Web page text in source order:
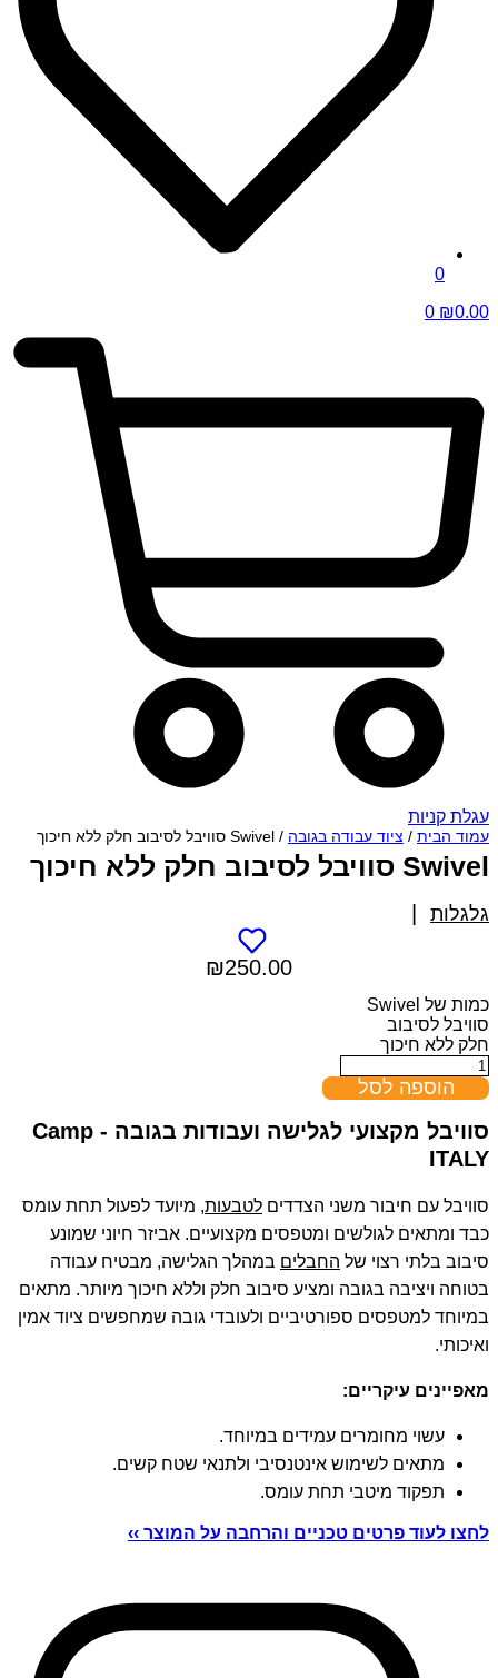
0
₪0.00
0
עגלת קניות
עמוד הבית / ציוד עבודה בגובה / Swivel סוויבל לסיבוב חלק ללא חיכוך
Swivel סוויבל לסיבוב חלק ללא חיכוך
גלגלות
₪250.00
כמות של Swivel
סוויבל לסיבוב
חלק ללא חיכוך
הוספה לסל
סוויבל מקצועי לגלישה ועבודות בגובה - Camp
ITALY
סוויבל עם חיבור משני הצדדים לטבעות, מיועד לפעול תחת עומס
כבד ומתאים לגולשים ומטפסים מקצועיים. אביזר חיוני שמונע
סיבוב בלתי רצוי של החבלים במהלך הגלישה, מבטיח עבודה
בטוחה ויציבה בגובה ומציע סיבוב חלק וללא חיכוך מיותר. מתאים
במיוחד למטפסים ספורטיביים ולעובדי גובה שמחפשים ציוד אמין
ואיכותי.
מאפיינים עיקריים:
עשוי מחומרים עמידים במיוחד.
מתאים לשימוש אינטנסיבי ולתנאי שטח קשים.
תפקוד מיטבי תחת עומס.
לחצו לעוד פרטים טכניים והרחבה על המוצר ››